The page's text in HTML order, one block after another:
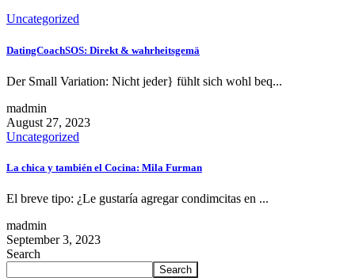
Uncategorized
DatingCoachSOS: Direkt & wahrheitsgemä
Der Small Variation: Nicht jeder} fühlt sich wohl beq...
madmin
August 27, 2023
Uncategorized
La chica y también el Cocina: Mila Furman
El breve tipo: ¿Le gustaría agregar condimсitas en ...
madmin
September 3, 2023
Search
Search